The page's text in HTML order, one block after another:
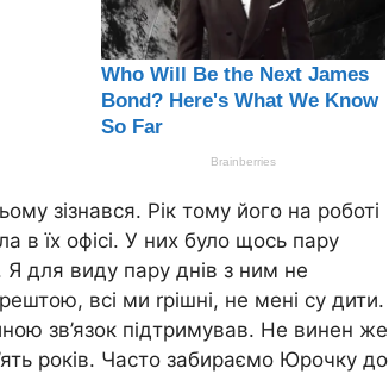
зізнався. Рік тому його на роботі
в їх офісі. У них було щось пару
Я для виду пару днів з ним не
всі ми rрішні, не мені су дити.
зв’язок підтримував. Не винен же
років. Часто забираємо Юрочку до